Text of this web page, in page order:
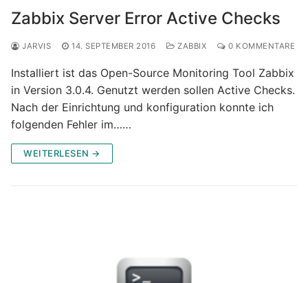
Zabbix Server Error Active Checks
JARVIS 14. SEPTEMBER 2016 ZABBIX 0 KOMMENTARE
Installiert ist das Open-Source Monitoring Tool Zabbix
in Version 3.0.4. Genutzt werden sollen Active Checks.
Nach der Einrichtung und konfiguration konnte ich
folgenden Fehler im……
WEITERLESEN →